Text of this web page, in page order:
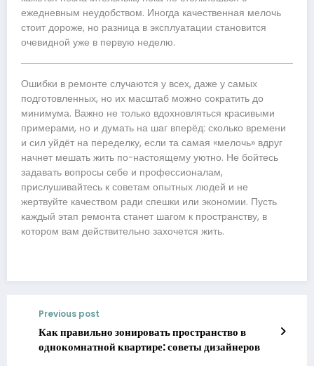
ежедневным неудобством. Иногда качественная мелочь
стоит дороже, но разница в эксплуатации становится
очевидной уже в первую неделю.
Ошибки в ремонте случаются у всех, даже у самых
подготовленных, но их масштаб можно сократить до
минимума. Важно не только вдохновляться красивыми
примерами, но и думать на шаг вперёд: сколько времени
и сил уйдёт на переделку, если та самая «мелочь» вдруг
начнет мешать жить по-настоящему уютно. Не бойтесь
задавать вопросы себе и профессионалам,
прислушивайтесь к советам опытных людей и не
жертвуйте качеством ради спешки или экономии. Пусть
каждый этап ремонта станет шагом к пространству, в
котором вам действительно захочется жить.
Previous post
Как правильно зонировать пространство в
однокомнатной квартире: советы дизайнеров